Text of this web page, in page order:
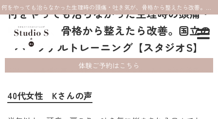
体験ご予約はこちら
何をやっても治らなかった生理時の頭痛・
吐き気が、骨格から整えたら改善。国立の
パーソナルトレーニング【スタジオS】
何をやっても治らなかった生理時の頭痛・
40代女性 Kさんの声